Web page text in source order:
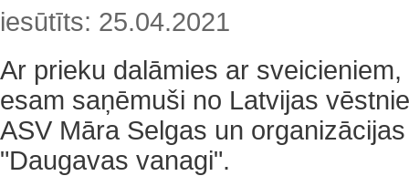
iesūtīts: 25.04.2021
Ar prieku dalāmies ar sveicieniem,
esam saņēmuši no Latvijas
ASV Māra Selgas un organizācijas
"Daugavas vanagi".